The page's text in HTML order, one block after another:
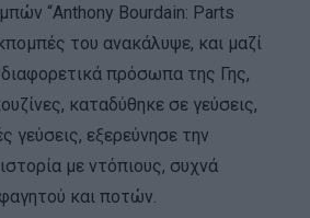
“Anthony Bourdain: Parts
του ανακάλυψε, και μαζί
διαφορετικά πρόσωπα της Γης,
καταδύθηκε σε γεύσεις,
γεύσεις, εξερεύνησε την
με ντόπιους, συχνά
και ποτών.